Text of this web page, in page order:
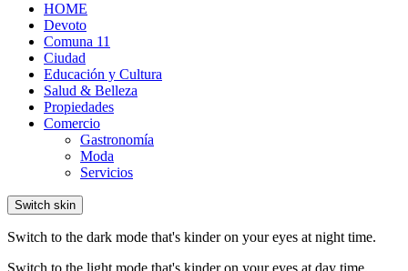
HOME
Devoto
Comuna 11
Ciudad
Educación y Cultura
Salud & Belleza
Propiedades
Comercio
Gastronomía
Moda
Servicios
Switch skin
Switch to the dark mode that's kinder on your eyes at night time.
Switch to the light mode that's kinder on your eyes at day time.